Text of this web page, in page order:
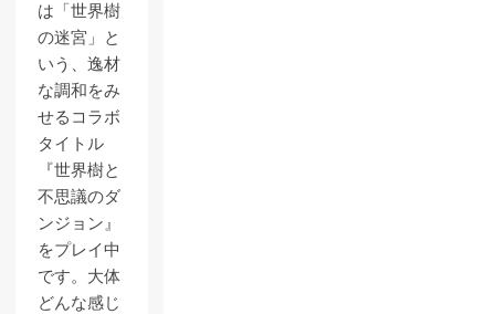
は「世界樹
の迷宮」と
いう、逸材
な調和をみ
せるコラボ
タイトル
『世界樹と
不思議のダ
ンジョン』
をプレイ中
です。大体
どんな感じ